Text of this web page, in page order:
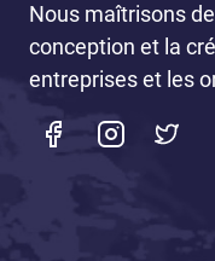
Nous maîtrisons
conception et la
entreprises et les